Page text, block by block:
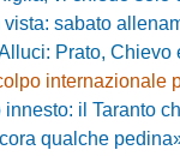
sabato allenamento
Prato, Chievo e
internazionale
il Taranto
pedina»: D'Agostino